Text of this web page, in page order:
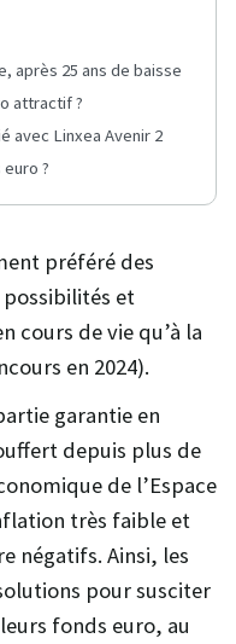
après 25 ans de baisse
attractif ?
avec Linxea Avenir 2
?
préféré des
possibilités et
cours de vie qu’à la
en 2024).
garantie en
depuis plus de
de l’Espace
très faible et
négatifs. Ainsi, les
pour susciter
fonds euro, au